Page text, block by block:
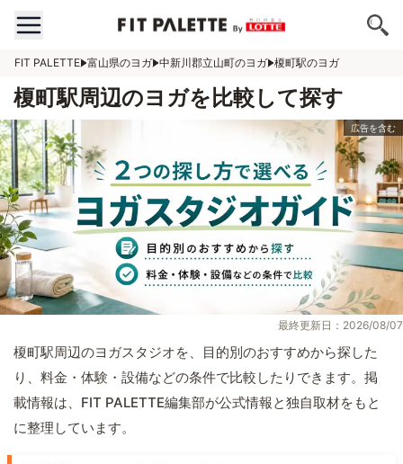
FIT PALETTE 富山県のヨガ 中新川郡立山町のヨガ 榎町駅のヨガ
榎町駅周辺のヨガを比較して探す
最終更新日：2026/08/07
榎町駅周辺のヨガスタジオを、目的別のおすすめから探した
り、料金・体験・設備などの条件で比較したりできます。掲
載情報は、FIT PALETTE編集部が公式情報と独自取材をもと
に整理しています。